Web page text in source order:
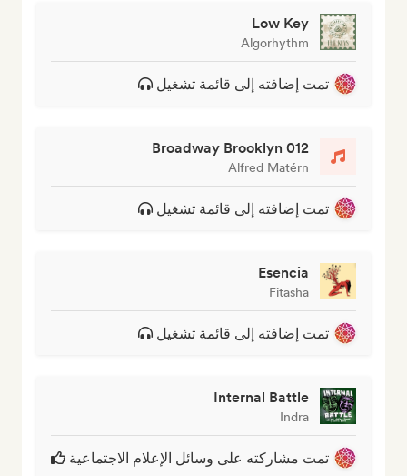
Low Key
Algorhythm
تمت إضافته إلى قائمة تشغيل
012 Broadway Brooklyn
Alfred Matérn
تمت إضافته إلى قائمة تشغيل
Esencia
Fitasha
تمت إضافته إلى قائمة تشغيل
Internal Battle
Indra
تمت مشاركته على وسائل الإعلام الاجتماعية